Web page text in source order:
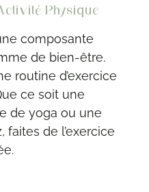
Physique
composante
de bien-être.
routine d’exercice
ce soit une
de yoga ou une
de l’exercice